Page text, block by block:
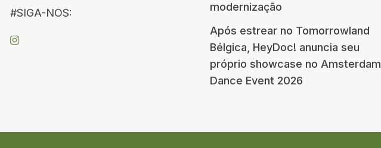
#SIGA-NOS:
modernização
Após estrear no Tomorrowland
Bélgica, HeyDoc! anuncia seu
próprio showcase no Amsterdam
Dance Event 2026